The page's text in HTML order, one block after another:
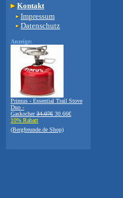
Kontakt
Impressum
Datenschutz
Anzeige:
Primus - Essential Trail Stove
Duo -
Gaskocher34.07€ 30.66€
10% Rabatt
(Bergfreunde.de Shop)